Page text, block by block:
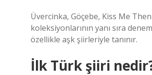
Üvercinka, Göçebe, Kiss Me
koleksiyonlarının yanı sıra
özellikle aşk şiirleriyle tanınır.
İlk Türk şiiri